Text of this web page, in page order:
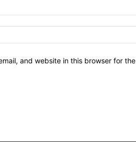
and website in this browser for